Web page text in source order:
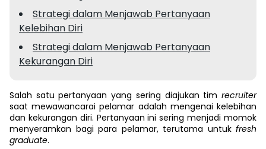
Strategi dalam Menjawab Pertanyaan
Kelebihan Diri
Strategi dalam Menjawab Pertanyaan
Kekurangan Diri
Salah satu pertanyaan yang sering diajukan tim recruiter
saat mewawancarai pelamar adalah mengenai kelebihan
dan kekurangan diri. Pertanyaan ini sering menjadi momok
menyeramkan bagi para pelamar, terutama untuk fresh
graduate.